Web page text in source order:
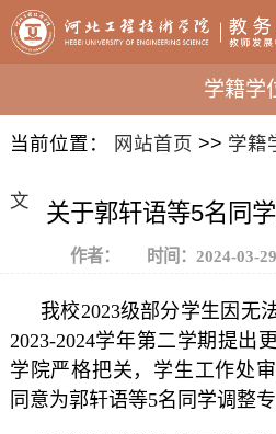
学籍学
当前位置： 网站首页 >> 学籍
文 关于郭轩语等5名同
作者： 时间：2024-03-29
我校2023级部分学生因无
2023-2024学年第二学期提出
学院严格把关，学生工作处
同意为郭轩语等5名同学调整专